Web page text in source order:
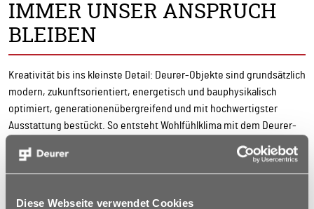
Diese Webseite verwendet Cookies
IMMER UNSER ANSPRUCH
BLEIBEN
Kreativität bis ins kleinste Detail: Deurer-Objekte sind grundsätzlich
modern, zukunftsorientiert, energetisch und bauphysikalisch
optimiert, generationenübergreifend und mit hochwertigster
Ausstattung bestückt. So entsteht Wohlfühlklima mit dem Deurer-
Klimaschutz fördern und gleichzeitig Energiekosten für unsere
Nachhaltigkeit bei der Auswahl von Materialien und Bauweisen ist